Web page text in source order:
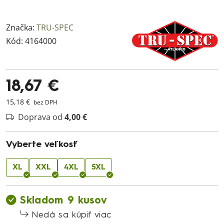
Značka: TRU-SPEC
Kód: 4164000
18,67 €
15,18 € bez DPH
Doprava od 4,00 €
Vyberte veľkosť
XL XXL 4XL 5XL
Skladom 9 kusov
Nedá sa kúpiť viac